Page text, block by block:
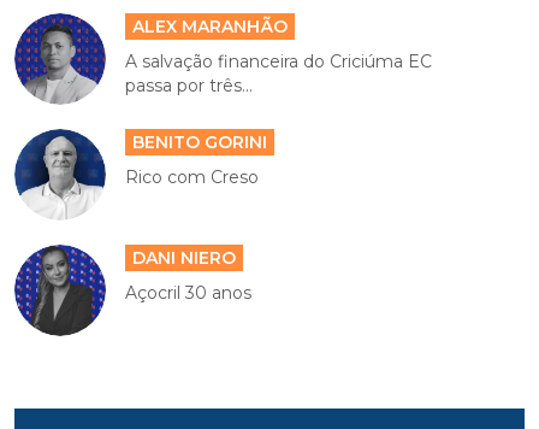
ALEX MARANHÃO
A salvação financeira do Criciúma EC
passa por três...
BENITO GORINI
Rico com Creso
DANI NIERO
Açocril 30 anos